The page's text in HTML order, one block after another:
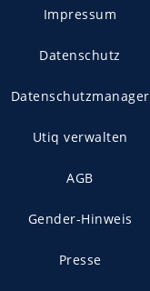
Impressum
Datenschutz
Datenschutzmanager
Utiq verwalten
AGB
Gender-Hinweis
Presse